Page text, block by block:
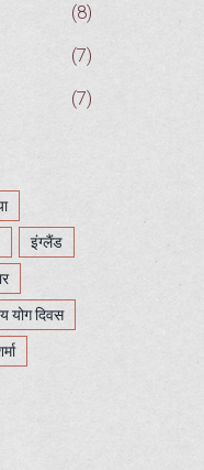
(8)
(7)
(7)
इंग्लैंड
योग दिवस